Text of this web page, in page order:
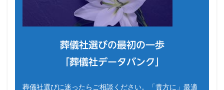
葬儀社選びの最初の一歩
「葬儀社データバンク」
葬儀社選びに迷ったらご相談ください。「貴方に」最適